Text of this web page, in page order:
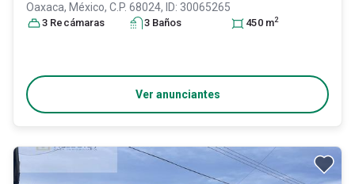
Oaxaca, México, C.P. 68024, ID: 30065265
3 Recámaras 3 Baños 450 m2
Ver anunciantes